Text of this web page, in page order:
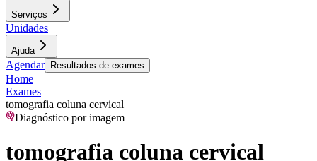
Serviços
Unidades
Ajuda
Agendar Resultados de exames
Home
Exames
tomografia coluna cervical
Diagnóstico por imagem
tomografia coluna cervical